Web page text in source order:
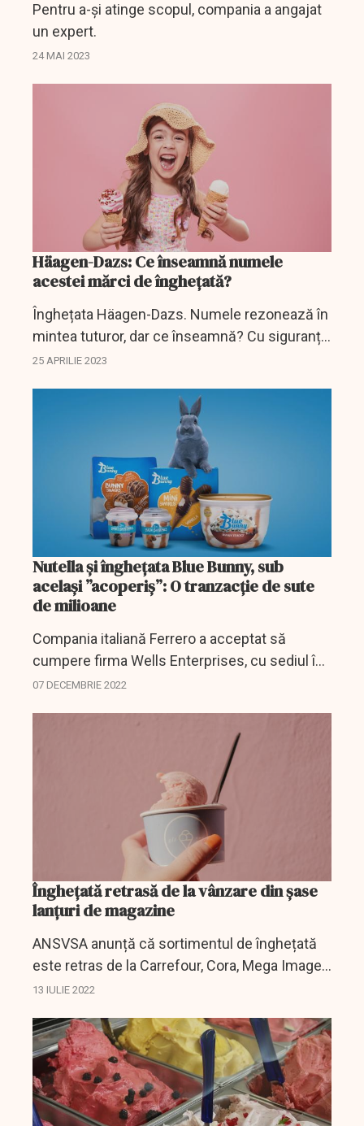
Pentru a-și atinge scopul, compania a angajat
un expert.
24 MAI 2023
Häagen-Dazs: Ce înseamnă numele
acestei mărci de înghețată?
Înghețata Häagen-Dazs. Numele rezonează în
mintea tuturor, dar ce înseamnă? Cu siguranță
nu vă așteptați la acest răspuns.
25 APRILIE 2023
Nutella și înghețata Blue Bunny, sub
același ”acoperiș”: O tranzacție de sute
de milioane
Compania italiană Ferrero a acceptat să
cumpere firma Wells Enterprises, cu sediul în
SUA, care produce mai multe mărci de
07 DECEMBRIE 2022
Înghețată retrasă de la vânzare din șase
lanțuri de magazine
ANSVSA anunță că sortimentul de înghețată
este retras de la Carrefour, Cora, Mega Image,
Kaufland, Selgros și Auchan.
13 IULIE 2022